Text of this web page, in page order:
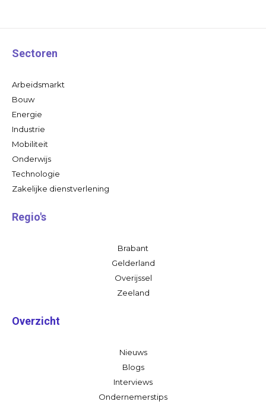
Sectoren
Arbeidsmarkt
Bouw
Energie
Industrie
Mobiliteit
Onderwijs
Technologie
Zakelijke dienstverlening
Regio's
Brabant
Gelderland
Overijssel
Zeeland
Overzicht
Nieuws
Blogs
Interviews
Ondernemerstips